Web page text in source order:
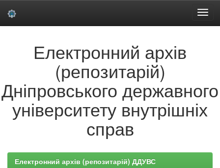
Електронний архів
(репозитарій)
Дніпровського державного
університету внутрішніх
справ
Електронний архів (репозитарій) ДДУВС